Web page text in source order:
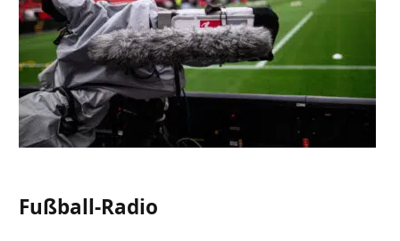
Fußball-Radio